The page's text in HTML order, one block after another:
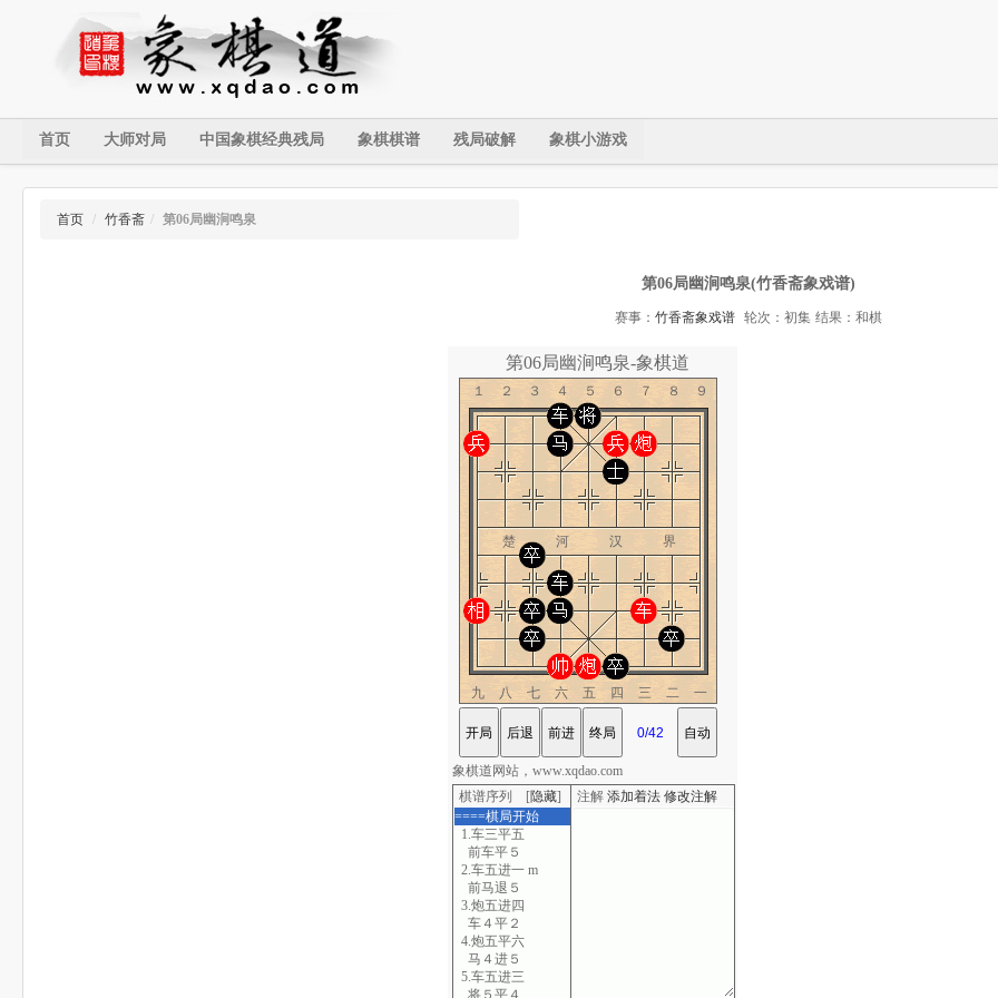
首页 大师对局 中国象棋经典残局 象棋棋谱 残局破解 象棋小游戏
首页 / 竹香斋 / 第06局幽涧鸣泉
第06局幽涧鸣泉(竹香斋象戏谱)
赛事： 竹香斋象戏谱 轮次：初集 结果：和棋
第06局幽涧鸣泉-象棋道
１２３４５６７８９
楚 河 汉 界
九八七六五四三二一
棋谱序列 [隐藏]
====棋局开始
1.车三平五
前车平５
2.车五进一 m
前马退５
3.炮五进四
车４平２
4.炮五平六
马４进５
5.车五进三
将５平４
注解 添加着法 修改注解
象棋道网站，www.xqdao.com